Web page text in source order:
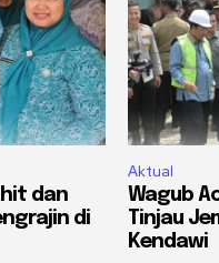
dan
di
Aktual
Wagub
Tinjau
Kendawi